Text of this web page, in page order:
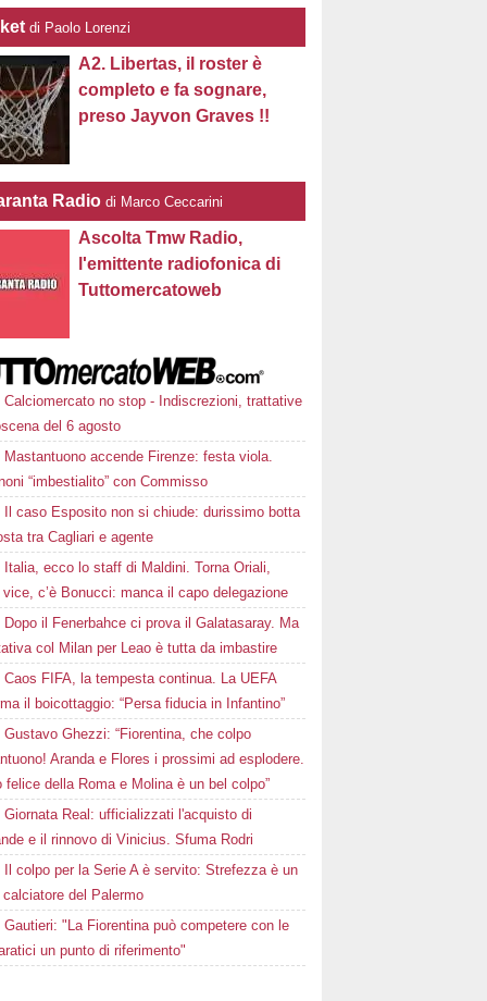
di Paolo Lorenzi
A2. Libertas, il roster è
completo e fa sognare,
preso Jayvon Graves !!
Radio di Marco Ceccarini
Ascolta Tmw Radio,
l'emittente radiofonica di
Tuttomercatoweb
Calciomercato no stop - Indiscrezioni, trattative
del 6 agosto
Mastantuono accende Firenze: festa viola.
“imbestialito” con Commisso
Il caso Esposito non si chiude: durissimo botta
tra Cagliari e agente
Italia, ecco lo staff di Maldini. Torna Oriali,
c’è Bonucci: manca il capo delegazione
Dopo il Fenerbahce ci prova il Galatasaray. Ma
col Milan per Leao è tutta da imbastire
Caos FIFA, la tempesta continua. La UEFA
il boicottaggio: “Persa fiducia in Infantino”
Gustavo Ghezzi: “Fiorentina, che colpo
Aranda e Flores i prossimi ad esplodere.
felice della Roma e Molina è un bel colpo”
Giornata Real: ufficializzati l'acquisto di
e il rinnovo di Vinicius. Sfuma Rodri
Il colpo per la Serie A è servito: Strefezza è un
calciatore del Palermo
Gautieri: "La Fiorentina può competere con le
un punto di riferimento"